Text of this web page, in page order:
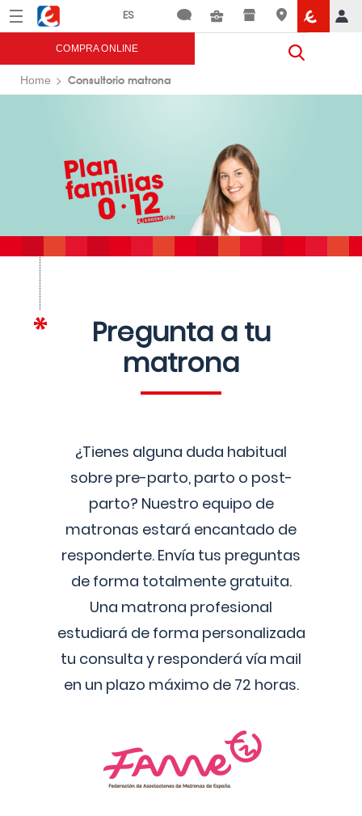
Menú Eroski
COMPRA ONLINE
Home Consultorio matrona
Pregunta a tu
matrona
¿Tienes alguna duda habitual
sobre pre-parto, parto o post-
parto? Nuestro equipo de
matronas estará encantado de
responderte. Envía tus preguntas
de forma totalmente gratuita.
Una matrona profesional
estudiará de forma personalizada
tu consulta y responderá vía mail
en un plazo máximo de 72 horas.